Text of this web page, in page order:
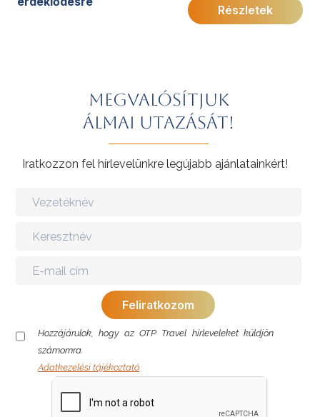
Részletek
Megvalósítjuk
álmai utazását!
Iratkozzon fel hírlevelünkre legújabb ajánlatainkért!
Hozzájárulok, hogy az OTP Travel hírleveleket küldjön
számomra.
Adatkezelési tájékoztató